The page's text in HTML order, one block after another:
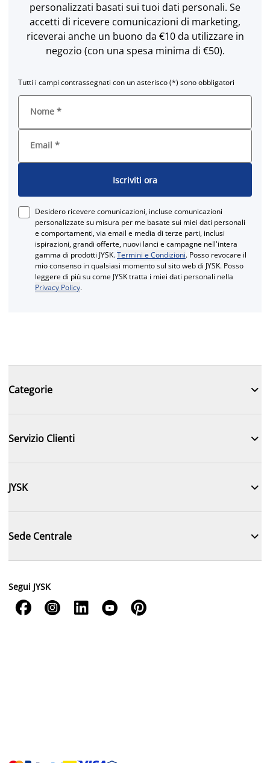
personalizzati basati sui tuoi dati personali. Se
accetti di ricevere comunicazioni di marketing,
riceverai anche un buono da €10 da utilizzare in
negozio (con una spesa minima di €50).
Tutti i campi contrassegnati con un asterisco (*) sono obbligatori
Nome *
Email *
Iscriviti ora
Desidero ricevere comunicazioni, incluse comunicazioni
personalizzate su misura per me basate sui miei dati personali
e comportamenti, via email e media di terze parti, inclusi
ispirazioni, grandi offerte, nuovi lanci e campagne nell'intera
gamma di prodotti JYSK.Termini e Condizioni. Posso revocare il
mio consenso in qualsiasi momento sul sito web di JYSK. Posso
leggere di più su come JYSK tratta i miei dati personali nella
Privacy Policy.
Categorie 
Servizio Clienti 
JYSK 
Sede Centrale 
Segui JYSK
    